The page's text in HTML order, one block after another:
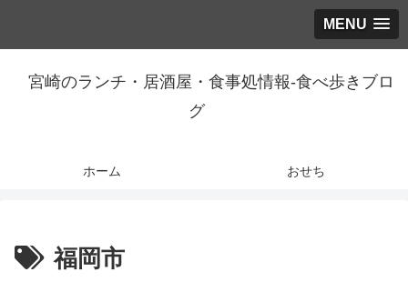
MENU
宮崎のランチ・居酒屋・食事処情報-食べ歩きブロ
グ
ホーム おせち
福岡市